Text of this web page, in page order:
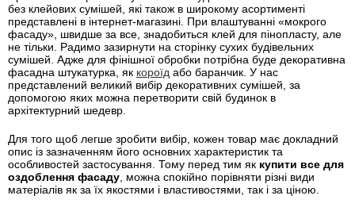
без клейових сумішей, які також в широкому асортименті
представлені в інтернет-магазині. При влаштуванні «мокрого
фасаду», швидше за все, знадобиться клей для пінопласту, але
не тільки. Радимо зазирнути на сторінку сухих будівельних
сумішей. Адже для фінішної обробки потрібна буде декоративна
фасадна штукатурка, як короїд або баранчик. У нас
представлений великий вибір декоративних сумішей, за
допомогою яких можна перетворити свій будинок в
архітектурний шедевр.
Для того щоб легше зробити вибір, кожен товар має докладний
опис із зазначенням його основних характеристик та
особливостей застосування. Тому перед тим як купити все для
оздоблення фасаду , можна спокійно порівняти різні види
матеріалів як за їх якостями і властивостями, так і за ціною.